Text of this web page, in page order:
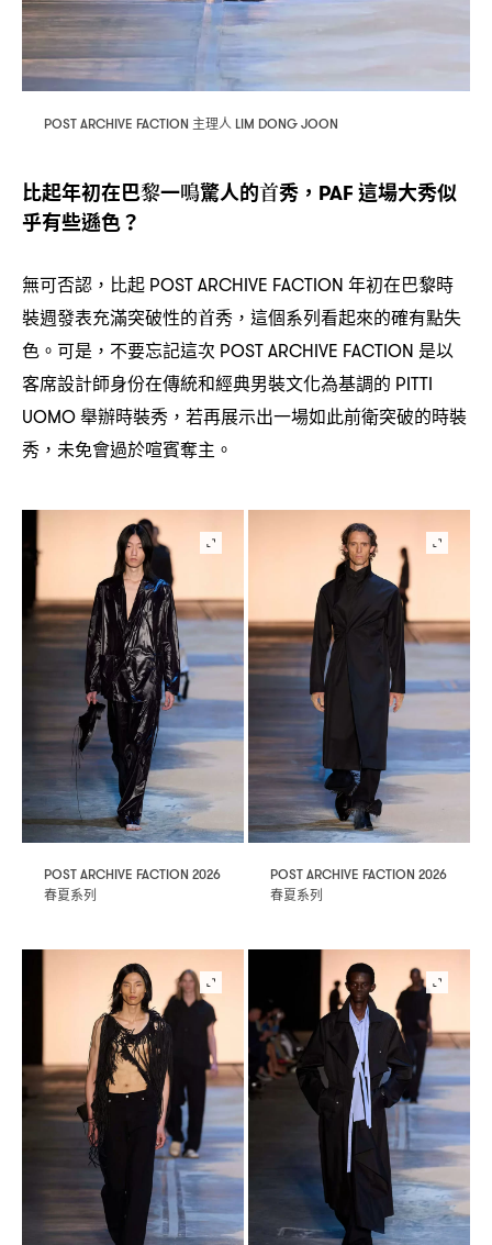
POST ARCHIVE FACTION 主理人 LIM DONG JOON
比起年初在巴黎一鳴驚人的首秀 ，PAF這場大秀似
乎有些遜色？
無可否認 ， 比起 POST ARCHIVE FACTION 年初在巴黎時
裝週發表充滿突破性的首秀 ， 這個系列看起來的確有點失
色。可是 ， 不要忘記這次 POST ARCHIVE FACTION 是以
客席設計師身份在傳統和經典男裝文化為基調的 PITTI
UOMO舉辦時裝秀 ， 若再展示出一場如此前衛突破的時裝
秀 ， 未免會過於喧賓奪主。
POST ARCHIVE FACTION 2026
春夏系列
POST ARCHIVE FACTION 2026
春夏系列